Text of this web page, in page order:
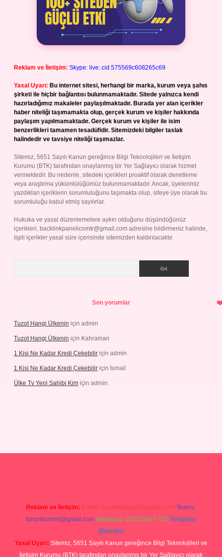
Reklam ve İletişim: Skype: live:.cid.575569c608265c69
Yasal Uyarı: Bu internet sitesi, herhangi bir marka, kurum veya şahıs
şirketi ile hiçbir bağlantısı bulunmamaktadır. Sitede yalnızca kendi
hazırladığımız makaleler paylaşılmaktadır. Burada yer alan içerikler
haber niteliği taşımamakta olup, gerçek kurum ve kişiler hakkında
paylaşım yapılmamaktadır. Gerçek kurum ve kişiler ile isim
benzerlikleri tamamen tesadüfidir. Sitemizdeki bilgiler taslak
halindedir ve tavsiye niteliği taşımazlar.
Sitemiz, 5651 Sayılı Kanun gereğince Bilgi Teknolojileri ve İletişim
Kurumu (BTK) tarafından onaylanmış bir Yer Sağlayıcı olarak hizmet
vermektedir. Bu nedenle, sitedeki içerikleri proaktif olarak denetleme
veya araştırma yükümlülüğümüz bulunmamaktadır. Ancak, üyelerimiz
yazdıkları içeriklerin sorumluluğunu taşımakta olup, siteye üye olarak bu
sorumluluğu kabul etmiş sayılırlar.
Hukuka ve yasal düzenlemelere aykırı olduğunu düşündüğünüz
içerikleri, backlinkpanelicomtr@gmail.com adresine bildirmeniz halinde,
ilgili içerikler yasal süre içerisinde sitemizden kaldırılacaktır.
Son yorumlar
Tuzot Hangi Ülkenin için admin
Tuzot Hangi Ülkenin için Kahraman
1 Kişi Ne Kadar Kredi Çekebilir için admin
1 Kişi Ne Kadar Kredi Çekebilir için İsmail
Ülke Tv Yeni Sahibi Kim için admin
Reklam ve İletişim: E-mail: backlinkpaneli@gmail.com Teams:
forumhizmeti@gmail.com Whatsapp: 0262 606 0 726 Telegram:
@karabul
Yasal Uyarı: Sitemiz, 5651 Sayılı Kanun gereğince Bilgi Teknolojileri ve
İletişim Kurumu (BTK) tarafından onaylanmış bir Yer Sağlayıcı olarak